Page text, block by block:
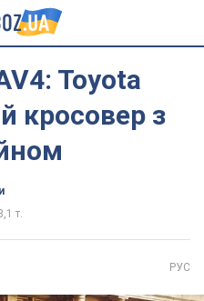
Toyota
кросовер з
т.
РУС